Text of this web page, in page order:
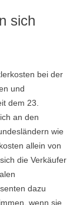
sich
bei der
und
dem 23.
an den
wie
allein von
die Verkäufer
dazu
wenn sie